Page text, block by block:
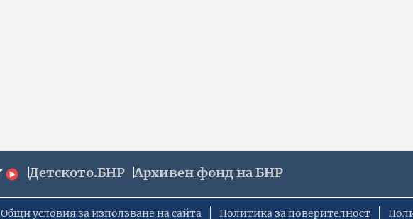
Детското.БНР Архивен фонд на БНР
Общи условия за използване на сайта Политика за поверителност